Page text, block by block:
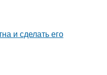
и сделать его